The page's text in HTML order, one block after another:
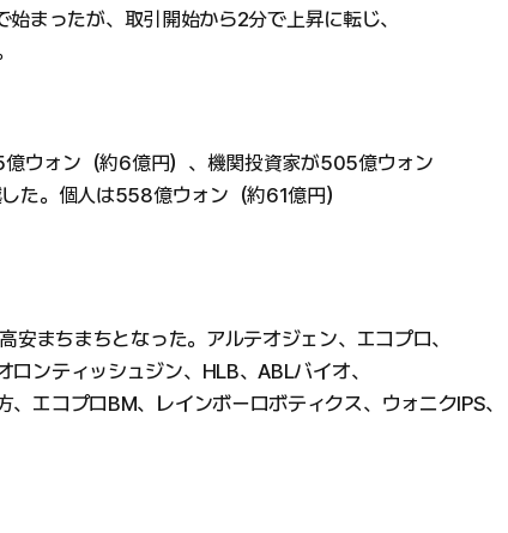
まったが、取引開始から2分で上昇に転じ、
ウォン（約6億円）、機関投資家が505億ウォン
た。個人は558億ウォン（約61億円）
安まちまちとなった。アルテオジェン、エコプロ、
ンティッシュジン、HLB、ABLバイオ、
、エコプロBM、レインボーロボティクス、ウォニクIPS、